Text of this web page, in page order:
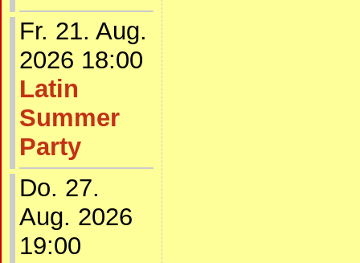
Fr. 21. Aug.
2026 18:00
Latin
Summer
Party
Do. 27.
Aug. 2026
19:00